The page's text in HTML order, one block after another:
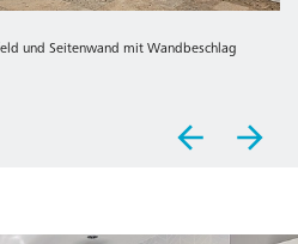
und Seitenwand mit Wandbeschlag